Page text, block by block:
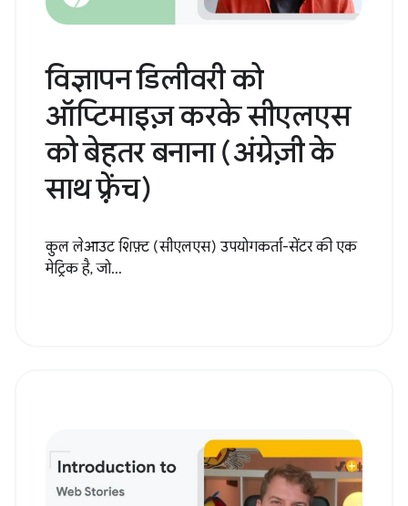
विज्ञापन डिलीवरी को
ऑप्टिमाइज़ करके सीएलएस
को बेहतर बनाना (अंग्रेज़ी के
साथ फ़्रेंच)
कुल लेआउट शिफ़्ट (सीएलएस) उपयोगकर्ता-सेंटर की एक
मेट्रिक है, जो...